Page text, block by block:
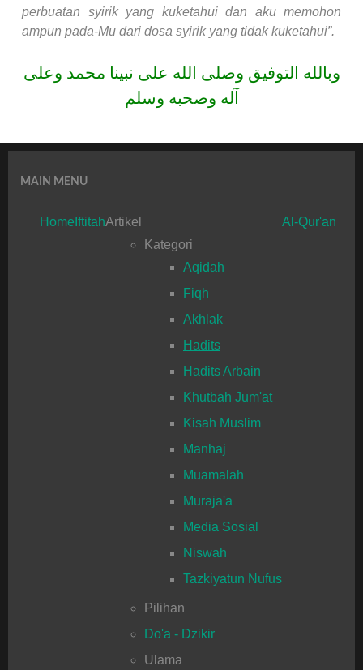
perbuatan syirik yang kuketahui dan aku memohon
ampun pada-Mu dari dosa syirik yang tidak kuketahui”.
وبالله التوفيق وصلى الله على نبينا محمد وعلى
آله وصحبه وسلم
MAIN MENU
Home IftitahArtikel
Kategori
Aqidah
Fiqh
Akhlak
Hadits
Hadits Arbain
Khutbah Jum'at
Kisah Muslim
Manhaj
Muamalah
Muraja'a
Media Sosial
Niswah
Tazkiyatun Nufus
Pilihan
Do'a - Dzikir
Ulama
Al-Qur'an